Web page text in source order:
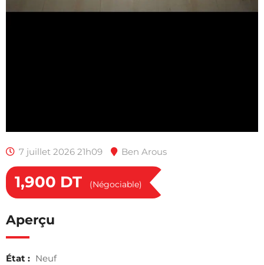
7 juillet 2026 21h09 Ben Arous
1,900 DT (Négociable)
Aperçu
État : Neuf